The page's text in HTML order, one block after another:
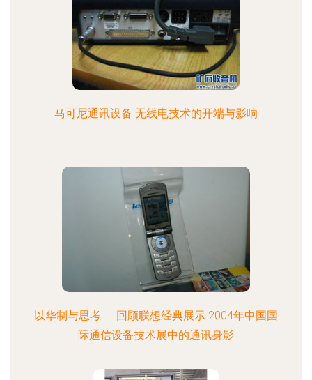
马可尼通讯设备 无线电技术的开端与影响
以华制与思考…… 回顾联想经典展示 2004年中国国
际通信设备技术展中的通讯身影